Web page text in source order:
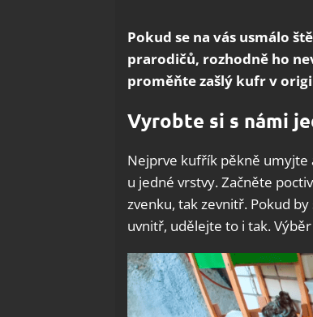
Pokud se na vás usmálo
prarodičů, rozhodně ho
proměňte zašlý kufr v
Vyrobte si s námi
Nejprve kufřík pěkně umyjte
u jedné vrstvy. Začněte
zvenku, tak zevnitř. Pokud
uvnitř, udělejte to i tak. Výběr